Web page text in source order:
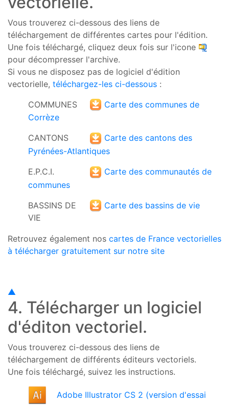
Vous trouverez ci-dessous des liens de
téléchargement de différentes cartes pour l'édition.
Une fois téléchargé, cliquez deux fois sur l'icone
pour décompresser l'archive.
Si vous ne disposez pas de logiciel d'édition
vectorielle, téléchargez-les ci-dessous :
COMMUNES
Carte des communes de
Corrèze
CANTONS
Carte des cantons des
Pyrénées-Atlantiques
E.P.C.I.
Carte des communautés de
communes
BASSINS DE
VIE
Carte des bassins de vie
Retrouvez également nos cartes de France vectorielles
à télécharger gratuitement sur notre site
▲
4. Télécharger un logiciel
d'éditon vectoriel.
Vous trouverez ci-dessous des liens de
téléchargement de différents éditeurs vectoriels.
Une fois téléchargé, suivez les instructions.
Adobe Illustrator CS 2 (version d'essai